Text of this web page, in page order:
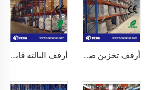
أرفف تخزين صناعية ذات سعة عالية للبيع أرفف البالته قابلة للتعديل ذات السعة العالية من 1000 إلى 5000 كجم